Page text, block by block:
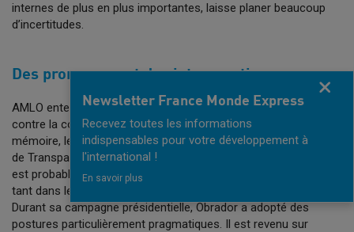
internes de plus en plus importantes, laisse planer beaucoup
d’incertitudes.
Des promesses et des interrogations
AMLO entend concentrer ses premiers efforts sur la lutte
contre la corruption, principal sujet de cette élection. Pour
mémoire, le Mexique occupe la 138ème place du classement
de Transparency International relatif à la corruption. A ce titre il
est probable que certains responsables soient sanctionnés,
tant dans le secteur privé que dans le secteur public.
Durant sa campagne présidentielle, Obrador a adopté des
postures particulièrement pragmatiques. Il est revenu sur
Newsletter France Monde Express
Recevez toutes les informations
indispensables pour votre développement à
l'international !
En savoir plus